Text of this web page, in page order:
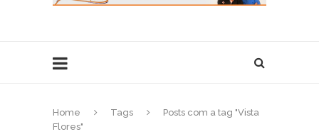
Home Tags
Posts com a tag "Vista
Flores"